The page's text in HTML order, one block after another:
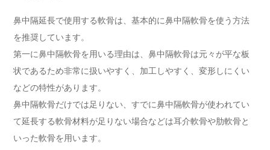
鼻中隔延長で使用する軟骨は、基本的に鼻中隔軟骨を使う方法
を推奨しています。
第一に鼻中隔軟骨を用いる理由は、鼻中隔軟骨は元々が平な板
状であるため非常に扱いやすく、加工しやすく、変形しにくい
などの特性があります。
鼻中隔軟骨だけでは足りない、すでに鼻中隔軟骨が使われてい
て延長する軟骨材料が足りない場合などは耳介軟骨や肋軟骨と
いった軟骨を用います。